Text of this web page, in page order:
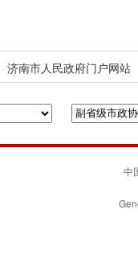
济南市人民政府门户网站
中